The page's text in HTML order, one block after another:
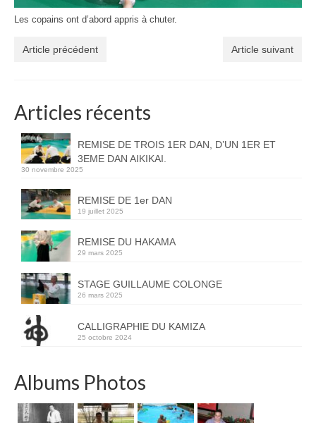
Les copains ont d’abord appris à chuter.
Article précédent Article suivant
Articles récents
REMISE DE TROIS 1ER DAN, D’UN 1ER ET
3EME DAN AIKIKAI.
30 novembre 2025
REMISE DE 1er DAN
19 juillet 2025
REMISE DU HAKAMA
29 mars 2025
STAGE GUILLAUME COLONGE
26 mars 2025
CALLIGRAPHIE DU KAMIZA
25 octobre 2024
Albums Photos